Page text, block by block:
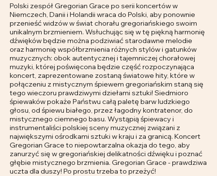
Polski zespół Gregorian Grace po serii koncertów w
Niemczech, Danii i Holandii wraca do Polski, aby ponownie
przenieść widzów w świat chorału gregoriańskiego swoim
unikalnym brzmieniem. Wsłuchując się w tę piękną harmonię
dźwięków będzie można podziwiać starodawne melodie
oraz harmonię współbrzmienia różnych stylów i gatunków
muzycznych: obok autentycznej i tajemniczej chorałowej
muzyki, której poświęcona będzie część rozpoczynająca
koncert, zaprezentowane zostaną światowe hity, które w
połączeniu z mistycznym śpiewem gregoriańskim staną się
tego wieczoru prawdziwymi dziełami sztuki! Siedmioro
śpiewaków pokaże Państwu całą paletę barw ludzkiego
głosu, od śpiewu białego, przez łagodny kontratenor, do
mistycznego ciemnego basu. Wystąpią śpiewacy i
instrumentaliści polskiej sceny muzycznej związani z
największymi ośrodkami sztuki w kraju i za granicą. Koncert
Gregorian Grace to niepowtarzalna okazja do tego, aby
zanurzyć się w gregoriańskiej delikatności dźwięku i poznać
głębie mistycznego brzmienia. Gregorian Grace - prawdziwa
uczta dla duszy! Po prostu trzeba to przeżyć!